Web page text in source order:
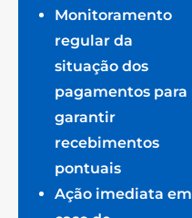
Monitoramento
regular da
situação dos
pagamentos para
garantir
recebimentos
pontuais
Ação imediata em